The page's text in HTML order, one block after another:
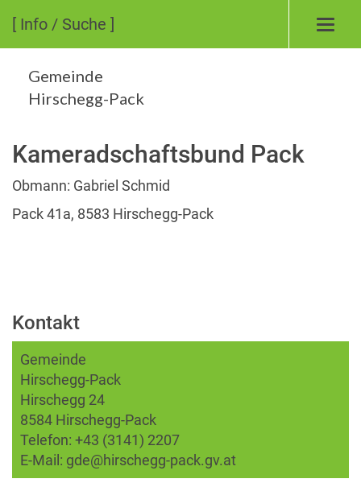
[ Info / Suche ]
Gemeinde
Hirschegg-Pack
Kameradschaftsbund Pack
Obmann: Gabriel Schmid
Pack 41a, 8583 Hirschegg-Pack
Kontakt
Gemeinde
Hirschegg-Pack
Hirschegg 24
8584 Hirschegg-Pack
Telefon: +43 (3141) 2207
E-Mail: gde@hirschegg-pack.gv.at